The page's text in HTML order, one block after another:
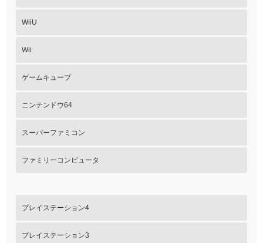
WiiU
Wii
ゲームキューブ
ニンテンドウ64
スーパーファミコン
ファミリーコンピュータ
プレイステーション4
プレイステーション3